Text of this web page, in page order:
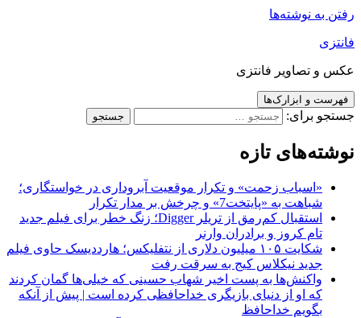
رفتن به نوشته‌ها
فانتزی
عکس و تصاویر فانتزی
فهرست و ابزارک‌ها
جستجو برای:
نوشته‌های تازه
«اسباب زحمت» و تکرار موقعیت آبروداری در خواستگاری؛
شباهت به «پایتخت7» و چرخش بر مدار تکرار
استقبال کم‌رمق از تریلر Digger؛ زنگ خطر برای فیلم جدید
تام کروز و برادران وارنر
شکایت ۱۰۵ میلیون دلاری از نتفلیکس؛ هارددیسک حاوی فیلم
جدید نیکلاس کیج به سرقت رفت
واکنش‌ها به پست اخیر شهاب حسینی که خیلی‌ها گمان کردند
که او از دنیای بازیگری خداحافظی کرده است | پیش از آنکه
بگویم خداحافظ